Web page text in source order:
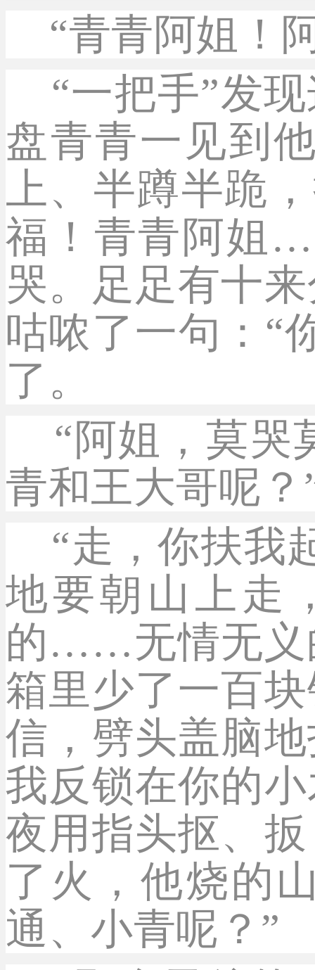
“青青阿姐！
“一把手”发现
盘青青一见到
上、半蹲半跪
福！青青阿姐
哭。足足有十
咕哝了一句：“
了。
“阿姐，莫哭
青和王大哥呢
“走，你扶我
地要朝山上走
的……无情无义
箱里少了一百
信，劈头盖脑
我反锁在你的
夜用指头抠、
了火，他烧的
通、小青呢？”